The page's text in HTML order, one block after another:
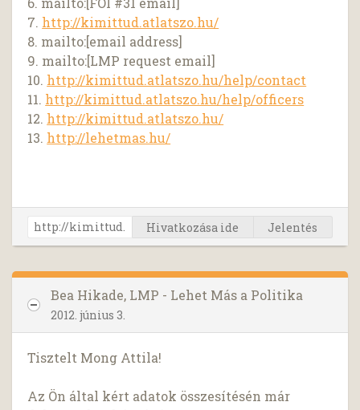
7. http://kimittud.atlatszo.hu/
8. mailto:[email address]
9. mailto:[LMP request email]
10. http://kimittud.atlatszo.hu/help/contact
11. http://kimittud.atlatszo.hu/help/officers
12. http://kimittud.atlatszo.hu/
13. http://lehetmas.hu/
Hivatkozása ide Jelentés
Bea Hikade, LMP - Lehet Más a Politika
2012. június 3.
Tisztelt Mong Attila!
Az Ön által kért adatok összesítésén már